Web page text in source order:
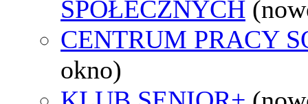
SPOŁECZNYCH
CENTRUM PRACY
okno)